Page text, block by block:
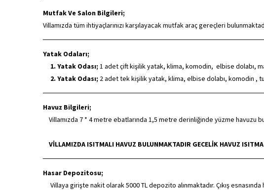
Mutfak Ve Salon Bilgileri;
Villamızda tüm ihtiyaçlarınızı karşılayacak mutfak araç gereçleri
Yatak Odaları;
1. Yatak Odası; 1 adet çift kişilik yatak, klima, komodin, elbise dolabı,
2. Yatak Odası; 2 adet tek kişilik yatak, klima, elbise dolabı, komodin ,
Havuz Bilgileri;
Villamızda 7 * 4 metre ebatlarında 1,5 metre derinliğinde yüzme havuzu
VİLLAMIZDA ISITMALI HAVUZ BULUNMAKTADIR GECELİK HAVUZ
Hasar Depozitosu;
Villaya girişte nakit olarak 5000 TL depozito alınmaktadır. Çıkış